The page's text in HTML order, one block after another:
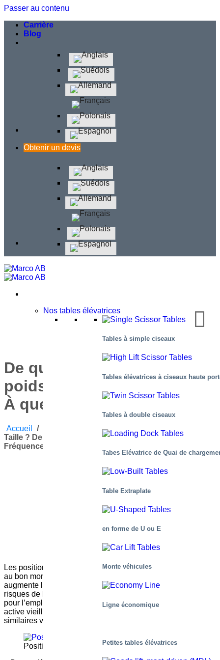
Passer au contenu
Carrière
Blog
Obtenir un devis
Nos tables élévatrices
Tables à simple ciseaux
Tables élévatrices à ciseaux haute
Tables à double ciseaux
Tabes Elévatrice de Quai de
Table Extraplate
en forme de U ou E
Monte véhicules
Ligne économique
Petites tables élévatrices
De quelle taille ? De quel
poids ? À quelle hauteur ?
À quelle fréquence ?
Accueil / Lettre D’informations #6 /De Quelle
Taille ? De Quel Poids ? À Quelle Hauteur ? À Quelle
Fréquence ?
Les positionneurs de travail placent les objets au bon endroit
au bon moment pour le travailleur. L’ergonomie améliorée
augmente la productivité et réduit le gaspillage ainsi que les
risques de blessures – une situation avantageuse à la fois
pour l’employeur et l’employé. À mesure que la population
active vieillit et que l’obésité se répand, des solutions
similaires vont impacter de plus en plus pour votre rentabilité.
Positionneurs de travail Marco